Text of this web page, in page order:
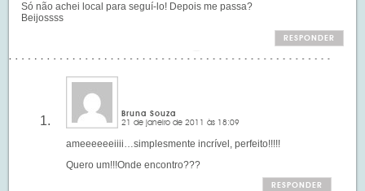
Só não achei local para seguí-lo! Depois me passa?
Beijossss
RESPONDER
Bruna Souza
21 de janeiro de 2011 às 18:09
ameeeeeeiiii…simplesmente incrível, perfeito!!!!!
Quero um!!!Onde encontro???
RESPONDER